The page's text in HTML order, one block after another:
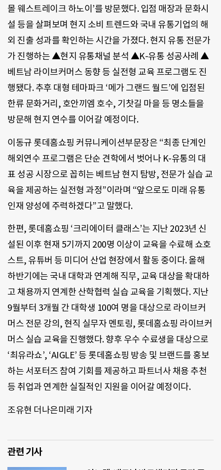
몰 웨스트레이크 하노이’를 방문했다. 입점 매장과 문화시
설 등을 살펴보며 현지 소비 트렌드와 국내 유통기업의 해
외 진출 성과를 확인하는 시간을 가졌다. 현지 유통 전문가
가 진행하는 ▲현지 유통채널 분석 ▲K-유통 성공사례 ▲
베트남 라이브커머스 동향 등 실전형 교육 프로그램도 진
행됐다. 추후 대형 테마파크 ‘메가 그랜드 월드’에 입점된
한류 문화거리, 호안끼엠 호수, 기찻길 마을 등 명소들을
방문해 현지 연수를 이어갈 예정이다.
이동규 롯데홈쇼핑 커뮤니케이션부문장은 “최종 단계인
해외연수 프로그램은 단순 견학에서 벗어나 K-유통의 대
표 성공 시장으로 꼽히는 베트남 현지 탐방, 전문가 실습 교
육을 제공하는 실전형 과정”이라며 “앞으로도 미래 유통
인재 양성에 주력하겠다”고 말했다.
한편, 롯데홈쇼핑 ‘크리에이터 클래스’는 지난 2023년 신
설된 이후 현재 5기까지 200명 이상이 교육을 수료해 쇼호
스트, 유튜버 등 미디어 산업 현장에서 활동 중이다. 올해
하반기에는 국내 대학과 연계해 직무, 교육 대상을 확대하
고 채용까지 연계한 산학협력 실습 교육을 기획했다. 지난
9월부터 3개월 간 대학생 100여 명을 대상으로 라이브커
머스 전문 강의, 현직 실무자 멘토링, 롯데홈쇼핑 라이브커
머스 실습 교육을 진행했다. 향후 우수 수료생을 대상으로
‘최유라쇼’, ‘AIGLE’ 등 롯데홈쇼핑 방송 및 브랜드를 홍보
하는 서포터즈 참여 기회를 제공하고 파트너사 채용 추천
등 취업과 연계한 실질적인 지원을 이어갈 예정이다.
조유현 더나은미래 기자
관련 기사